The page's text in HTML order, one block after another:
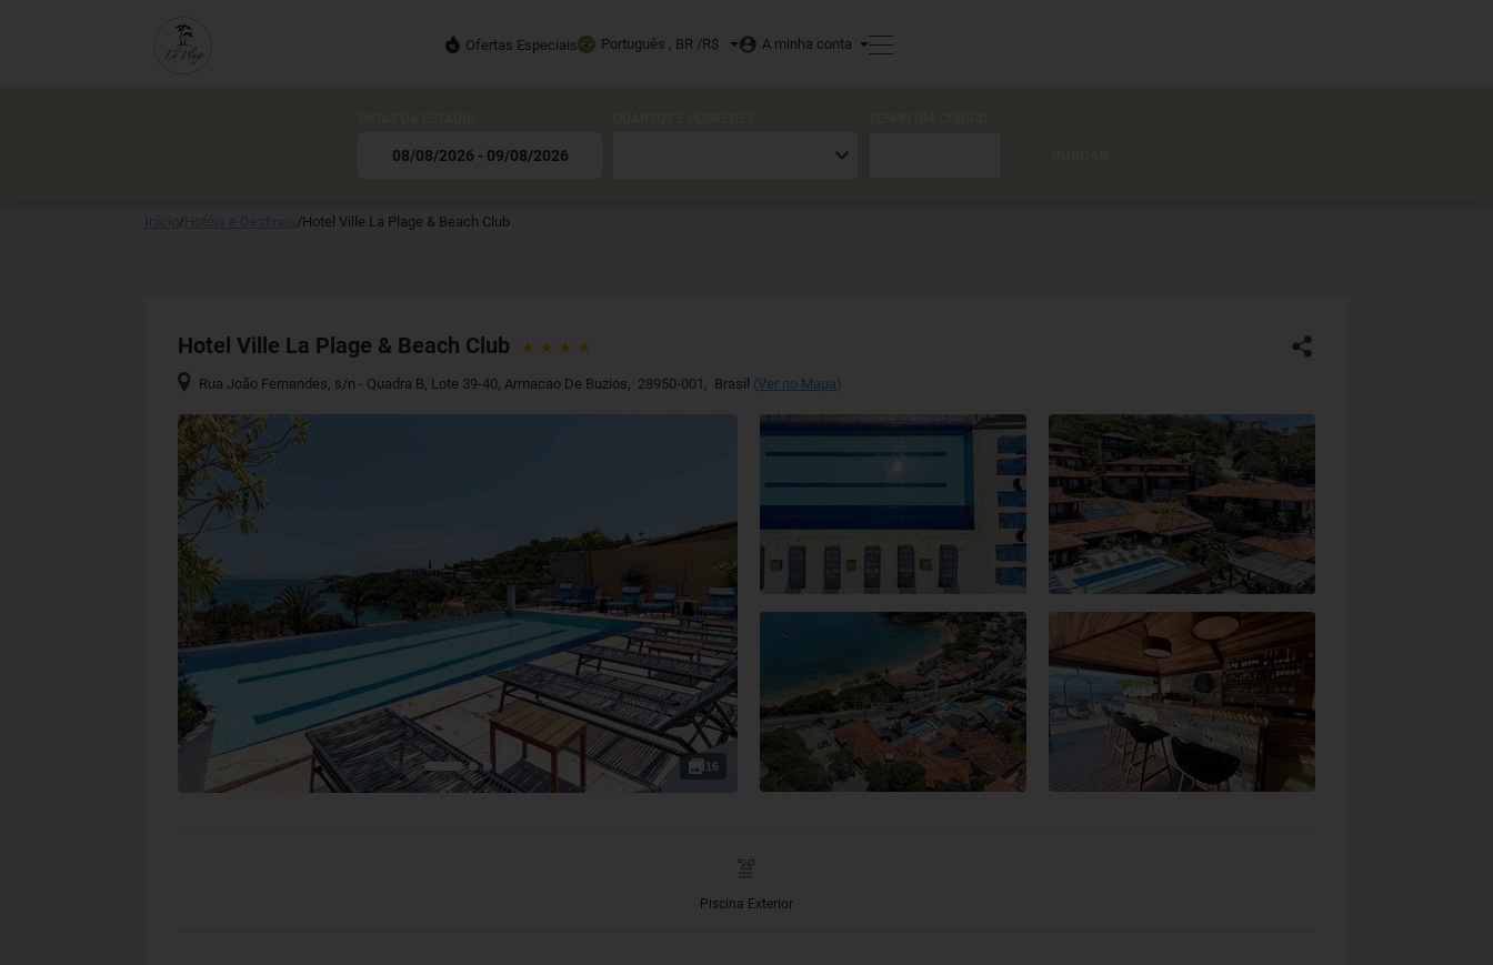
Ofertas Especiais Português , BR /R$ A minha conta
/ /Hotel Ville La Plage & Beach Club
Hotel Ville La Plage & Beach Club
Rua João Fernandes, s/n - Quadra B, Lote 39-40,Armacao De Buzios, 28950-001 , Brasil (Ver no Mapa)
16
Piscina Exterior